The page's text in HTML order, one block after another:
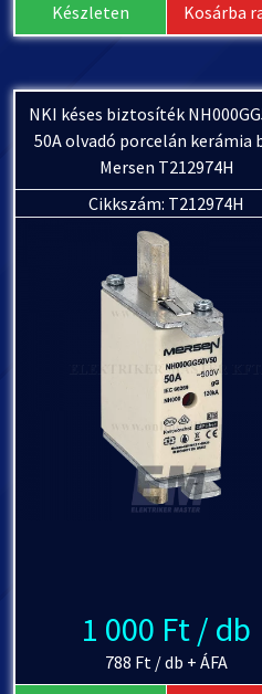
Készleten Kosárba
NKI késes biztosíték
50A olvadó porcelán kerámia
Mersen T212974H
Cikkszám: T212974H
1 000 Ft / db
788 Ft / db + ÁFA